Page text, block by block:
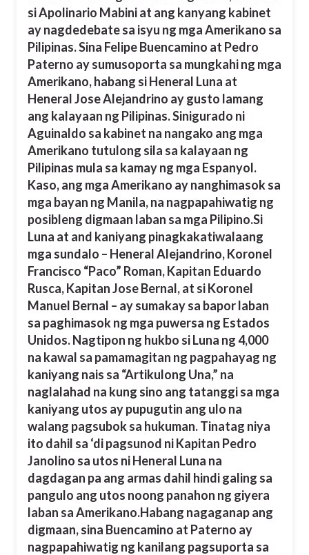
si Apolinario Mabini at ang kanyang kabinet
ay nagdedebate sa isyu ng mga Amerikano sa
Pilipinas. Sina Felipe Buencamino at Pedro
Paterno ay sumusoporta sa mungkahi ng mga
Amerikano, habang si Heneral Luna at
Heneral Jose Alejandrino ay gusto lamang
ang kalayaan ng Pilipinas. Sinigurado ni
Aguinaldo sa kabinet na nangako ang mga
Amerikano tutulong sila sa kalayaan ng
Pilipinas mula sa kamay ng mga Espanyol.
Kaso, ang mga Amerikano ay nanghimasok sa
mga bayan ng Manila, na nagpapahiwatig ng
posibleng digmaan laban sa mga Pilipino.Si
Luna at and kaniyang pinagkakatiwalaang
mga sundalo – Heneral Alejandrino, Koronel
Francisco “Paco” Roman, Kapitan Eduardo
Rusca, Kapitan Jose Bernal, at si Koronel
Manuel Bernal – ay sumakay sa bapor laban
sa paghimasok ng mga puwersa ng Estados
Unidos. Nagtipon ng hukbo si Luna ng 4,000
na kawal sa pamamagitan ng pagpahayag ng
kaniyang nais sa “Artikulong Una,” na
naglalahad na kung sino ang tatanggi sa mga
kaniyang utos ay pupugutin ang ulo na
walang pagsubok sa hukuman. Tinatag niya
ito dahil sa ‘di pagsunod ni Kapitan Pedro
Janolino sa utos ni Heneral Luna na
dagdagan pa ang armas dahil hindi galing sa
pangulo ang utos noong panahon ng giyera
laban sa Amerikano.Habang nagaganap ang
digmaan, sina Buencamino at Paterno ay
nagpapahiwatig ng kanilang pagsuporta sa